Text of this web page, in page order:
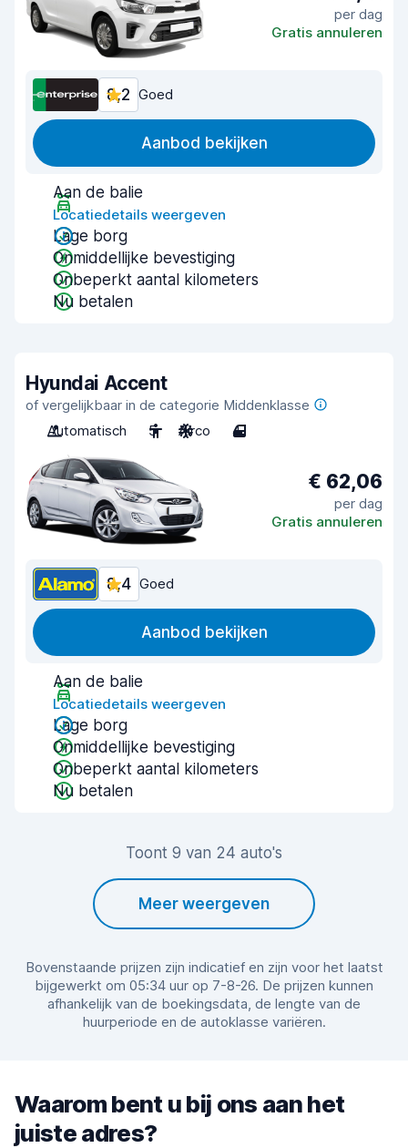
per dag
Gratis annuleren
8,2 Goed
Aanbod bekijken
Aan de balie
Locatiedetails weergeven
Lage borg
Onmiddellijke bevestiging
Onbeperkt aantal kilometers
Nu betalen
Hyundai Accent
of vergelijkbaar in de categorie Middenklasse
Automatisch
5 Airco 4
€ 62,06
per dag
Gratis annuleren
8,4 Goed
Aanbod bekijken
Aan de balie
Locatiedetails weergeven
Lage borg
Onmiddellijke bevestiging
Onbeperkt aantal kilometers
Nu betalen
Toont 9 van 24 auto's
Meer weergeven
Bovenstaande prijzen zijn indicatief en zijn voor het laatst
bijgewerkt om 05:34 uur op 7-8-26. De prijzen kunnen
afhankelijk van de boekingsdata, de lengte van de
huurperiode en de autoklasse variëren.
Waarom bent u bij ons aan het
juiste adres?